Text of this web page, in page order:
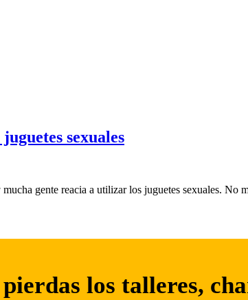
sexuales
gente reacia a utilizar los juguetes sexuales.
pierdas los talleres,